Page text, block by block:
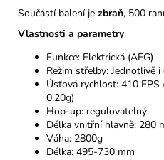
Součástí balení je zbraň, 500
Vlastnosti a parametry
Funkce: Elektrická (AEG)
Režim střelby: Jednotlivě i
Úsťová rychlost: 410
0.20g)
Hop-up: regulovatelný
Délka vnitřní hlavně: 280
Váha: 2800g
Délka: 495-730 mm